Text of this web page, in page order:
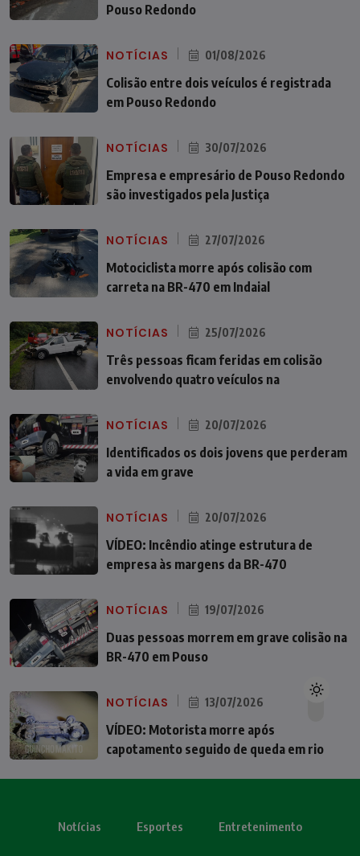
Pouso Redondo
NOTÍCIAS 01/08/2026
Colisão entre dois veículos é registrada
em Pouso Redondo
NOTÍCIAS 30/07/2026
Empresa e empresário de Pouso Redondo
são investigados pela Justiça
NOTÍCIAS 27/07/2026
Motociclista morre após colisão com
carreta na BR-470 em Indaial
NOTÍCIAS 25/07/2026
Três pessoas ficam feridas em colisão
envolvendo quatro veículos na
NOTÍCIAS 20/07/2026
Identificados os dois jovens que perderam
a vida em grave
NOTÍCIAS 20/07/2026
VÍDEO: Incêndio atinge estrutura de
empresa às margens da BR-470
NOTÍCIAS 19/07/2026
Duas pessoas morrem em grave colisão na
BR-470 em Pouso
NOTÍCIAS 13/07/2026
VÍDEO: Motorista morre após
capotamento seguido de queda em rio
Notícias Esportes Entretenimento